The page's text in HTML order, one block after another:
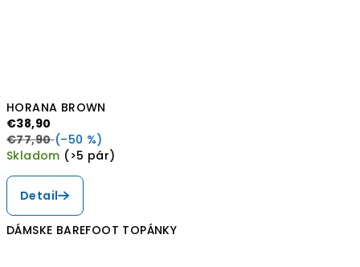
HORANA BROWN
€38,90
€77,90 (–50 %)
Skladom (>5 pár)
Detail
DÁMSKE BAREFOOT TOPÁNKY